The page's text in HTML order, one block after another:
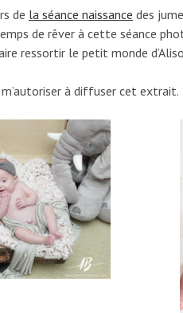
de la séance naissance des
de rêver à cette séance
ressortir le petit monde
à diffuser cet extrait.